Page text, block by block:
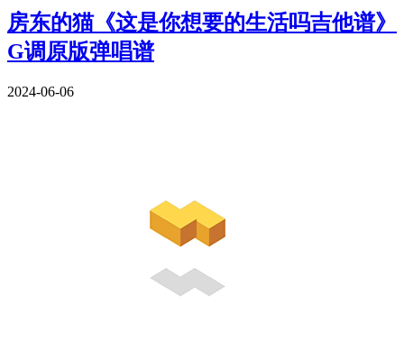
房东的猫《这是你想要的生活吗吉他谱》
G调原版弹唱谱
2024-06-06